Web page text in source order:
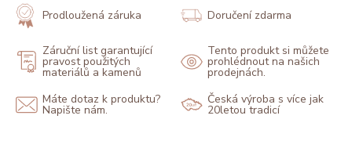
Prodloužená záruka Doručení zdarma
Záruční list garantující
pravost použitých
materiálů a kamenů
Tento produkt si můžete
prohlédnout na našich
prodejnách.
Máte dotaz k produktu?
Napište nám.
Česká výroba s více jak
20letou tradicí